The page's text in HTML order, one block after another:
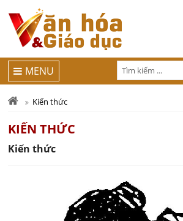
MENU
Kiến thức
KIẾN THỨC
Kiến thức